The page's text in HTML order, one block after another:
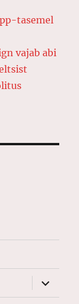
tasemel
vajab abi
laienda